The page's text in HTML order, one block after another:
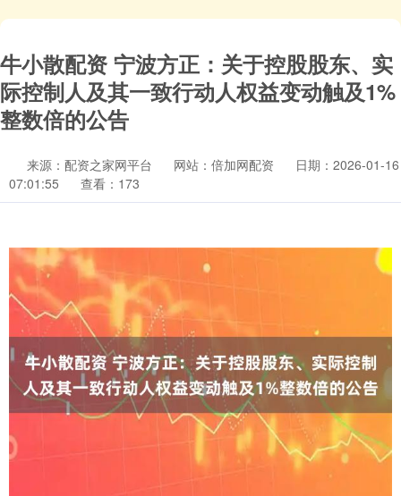
牛小散配资 宁波方正：关于控股股东、实
际控制人及其一致行动人权益变动触及1%
整数倍的公告
来源：配资之家网平台 网站：倍加网配资
日期：2026-01-16
07:01:55
查看：173